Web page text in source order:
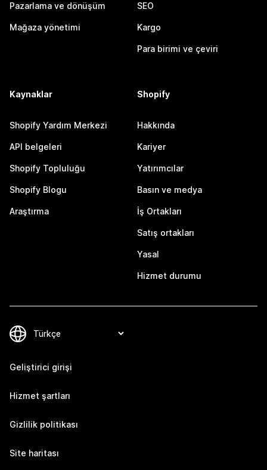
Pazarlama ve dönüşüm
Mağaza yönetimi
SEO
Kargo
Para birimi ve çeviri
Kaynaklar
Shopify Yardım Merkezi
API belgeleri
Shopify Topluluğu
Shopify Blogu
Araştırma
Shopify
Hakkında
Kariyer
Yatırımcılar
Basın ve medya
İş Ortakları
Satış ortakları
Yasal
Hizmet durumu
Geliştirici girişi
Hizmet şartları
Gizlilik politikası
Site haritası